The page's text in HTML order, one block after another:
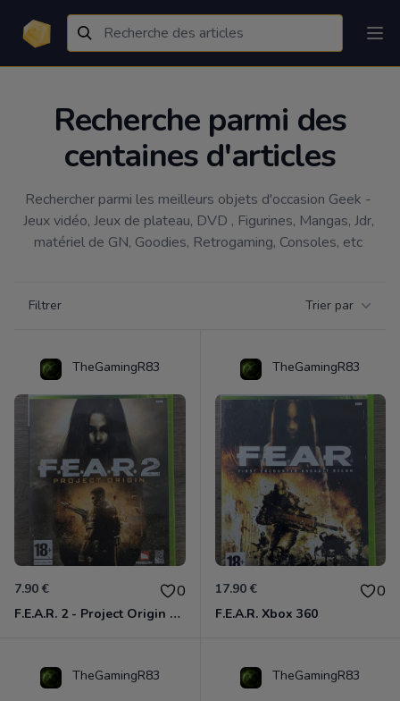
Recherche parmi des
centaines d'articles
Rechercher parmi les meilleurs objets d'occasion Geek -
Jeux vidéo, Jeux de plateau, DVD , Figurines, Mangas, Jdr,
matériel de GN, Goodies, Retrogaming, Consoles, etc
Filtrer Trier par
TheGamingR83
7.90 € 0
F.E.A.R. 2 - Project Origin Xbox 360
TheGamingR83
17.90 € 0
F.E.A.R. Xbox 360
TheGamingR83 TheGamingR83